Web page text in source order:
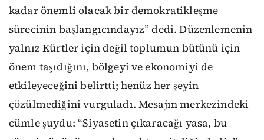
kadar önemli olacak bir demokratikleşme
sürecinin başlangıcındayız” dedi. Düzenlemenin
yalnız Kürtler için değil toplumun bütünü için
önem taşıdığını, bölgeyi ve ekonomiyi de
etkileyeceğini belirtti; henüz her şeyin
çözülmediğini vurguladı. Mesajın merkezindeki
cümle şuydu: “Siyasetin çıkaracağı yasa, bu